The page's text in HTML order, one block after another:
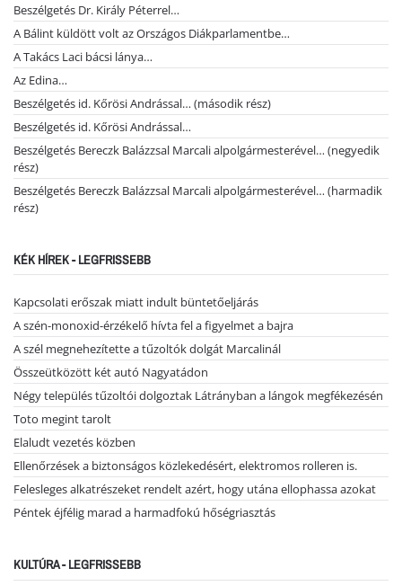
Beszélgetés Dr. Király Péterrel…
A Bálint küldött volt az Országos Diákparlamentbe…
A Takács Laci bácsi lánya…
Az Edina…
Beszélgetés id. Kőrösi Andrással… (második rész)
Beszélgetés id. Kőrösi Andrással…
Beszélgetés Bereczk Balázzsal Marcali alpolgármesterével… (negyedik
rész)
Beszélgetés Bereczk Balázzsal Marcali alpolgármesterével… (harmadik
rész)
KÉK HÍREK - LEGFRISSEBB
Kapcsolati erőszak miatt indult büntetőeljárás
A szén-monoxid-érzékelő hívta fel a figyelmet a bajra
A szél megnehezítette a tűzoltók dolgát Marcalinál
Összeütközött két autó Nagyatádon
Négy település tűzoltói dolgoztak Látrányban a lángok megfékezésén
Toto megint tarolt
Elaludt vezetés közben
Ellenőrzések a biztonságos közlekedésért, elektromos rolleren is.
Felesleges alkatrészeket rendelt azért, hogy utána ellophassa azokat
Péntek éjfélig marad a harmadfokú hőségriasztás
KULTÚRA - LEGFRISSEBB